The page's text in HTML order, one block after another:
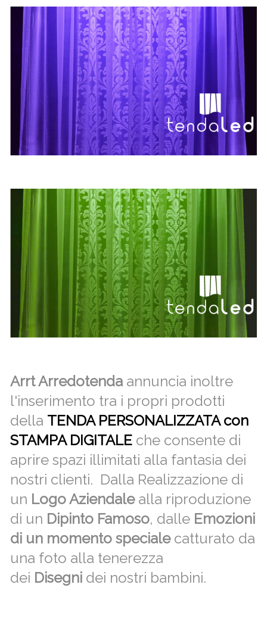
Arrt Arredotenda annuncia inoltre
l'inserimento tra i propri prodotti
della TENDA PERSONALIZZATA con
STAMPA DIGITALE che consente di
aprire spazi illimitati alla fantasia dei
nostri clienti. Dalla Realizzazione di
un Logo Aziendalealla riproduzione
di un Dipinto Famoso, dalle Emozioni
di un momento specialecatturato da
una foto alla tenerezza
dei Disegni dei nostri bambini.